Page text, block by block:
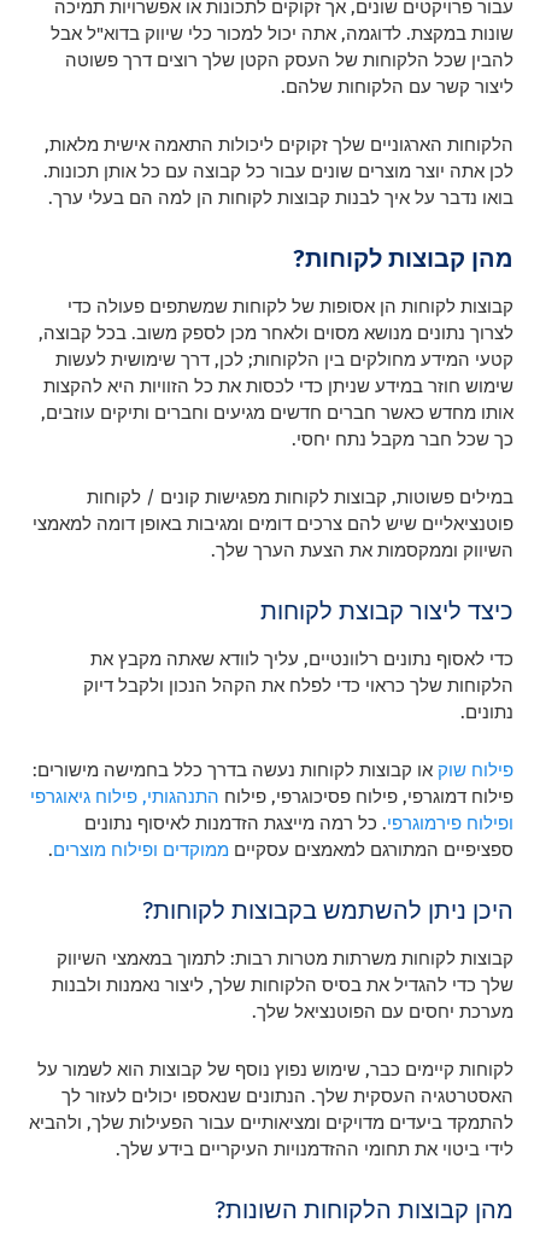
עבור פרויקטים שונים, אך זקוקים לתכונות או אפשרויות תמיכה
שונות במקצת. לדוגמה, אתה יכול למכור כלי שיווק בדוא"ל אבל
להבין שכל הלקוחות של העסק הקטן שלך רוצים דרך פשוטה
ליצור קשר עם הלקוחות שלהם.
הלקוחות הארגוניים שלך זקוקים ליכולות התאמה אישית מלאות,
לכן אתה יוצר מוצרים שונים עבור כל קבוצה עם כל אותן תכונות.
בואו נדבר על איך לבנות קבוצות לקוחות הן למה הם בעלי ערך.
מהן קבוצות לקוחות?
קבוצות לקוחות הן אסופות של לקוחות שמשתפים פעולה כדי
לצרוך נתונים מנושא מסוים ולאחר מכן לספק משוב. בכל קבוצה,
קטעי המידע מחולקים בין הלקוחות; לכן, דרך שימושית לעשות
שימוש חוזר במידע שניתן כדי לכסות את כל הזוויות היא להקצות
אותו מחדש כאשר חברים חדשים מגיעים וחברים ותיקים עוזבים,
כך שכל חבר מקבל נתח יחסי.
במילים פשוטות, קבוצות לקוחות מפגישות קונים / לקוחות
פוטנציאליים שיש להם צרכים דומים ומגיבות באופן דומה למאמצי
השיווק וממקסמות את הצעת הערך שלך.
כיצד ליצור קבוצת לקוחות
כדי לאסוף נתונים רלוונטיים, עליך לוודא שאתה מקבץ את
הלקוחות שלך כראוי כדי לפלח את הקהל הנכון ולקבל דיוק
נתונים.
פילוח שוק או קבוצות לקוחות נעשה בדרך כלל בחמישה מישורים:
פילוח דמוגרפי, פילוח פסיכוגרפי, פילוח התנהגותי, פילוח גיאוגרפי
ופילוח פירמוגרפי. כל רמה מייצגת הזדמנות לאיסוף נתונים
ספציפיים המתורגם למאמצים עסקייםממוקדים ופילוח מוצרים.
היכן ניתן להשתמש בקבוצות לקוחות?
קבוצות לקוחות משרתות מטרות רבות: לתמוך במאמצי השיווק
שלך כדי להגדיל את בסיס הלקוחות שלך, ליצור נאמנות ולבנות
מערכת יחסים עם הפוטנציאל שלך.
לקוחות קיימים כבר, שימוש נפוץ נוסף של קבוצות הוא לשמור על
האסטרטגיה העסקית שלך. הנתונים שנאספו יכולים לעזור לך
להתמקד ביעדים מדויקים ומציאותיים עבור הפעילות שלך, ולהביא
לידי ביטוי את תחומי ההזדמנויות העיקריים בידע שלך.
מהן קבוצות הלקוחות השונות?